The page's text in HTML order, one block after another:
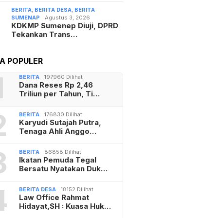
BERITA, BERITA DESA, BERITA
SUMENAP
Agustus 3, 2026
KDKMP Sumenep Diuji, DPRD
Tekankan Trans…
POPULER
BERITA 197960 Dilihat
Dana Reses Rp 2,46
Triliun per Tahun, Ti…
BERITA 176830 Dilihat
Karyudi Sutajah Putra,
Tenaga Ahli Anggo…
BERITA 86858 Dilihat
Ikatan Pemuda Tegal
Bersatu Nyatakan Duk…
BERITA DESA 18152 Dilihat
Law Office Rahmat
Hidayat,SH : Kuasa Huk…